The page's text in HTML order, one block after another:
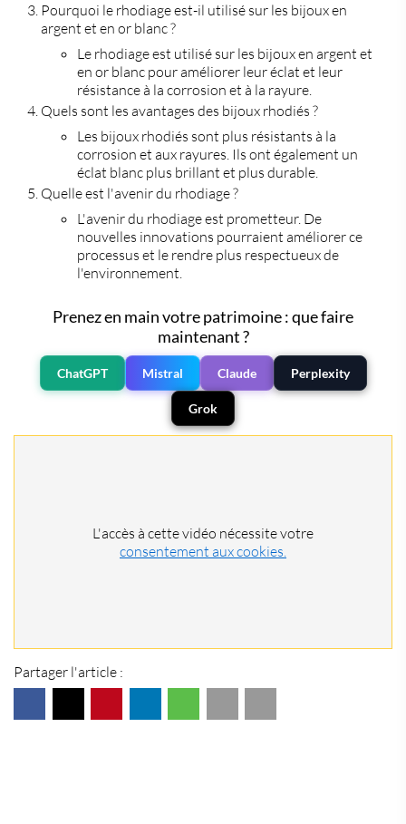
Pourquoi le rhodiage est-il utilisé sur les bijoux en
argent et en or blanc ?
Le rhodiage est utilisé sur les bijoux en argent et
en or blanc pour améliorer leur éclat et leur
résistance à la corrosion et à la rayure.
Quels sont les avantages des bijoux rhodiés ?
Les bijoux rhodiés sont plus résistants à la
corrosion et aux rayures. Ils ont également un
éclat blanc plus brillant et plus durable.
Quelle est l'avenir du rhodiage ?
L'avenir du rhodiage est prometteur. De
nouvelles innovations pourraient améliorer ce
processus et le rendre plus respectueux de
l'environnement.
Prenez en main votre patrimoine : que faire
maintenant ?
ChatGPT Mistral Claude Perplexity
Grok
L'accès à cette vidéo nécessite votre
consentement aux cookies.
Partager l'article :